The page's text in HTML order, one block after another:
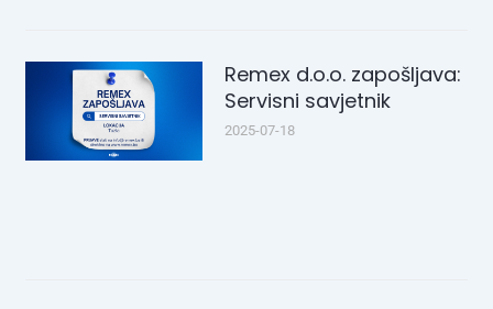
Remex d.o.o. zapošljava:
Servisni savjetnik
2025-07-18